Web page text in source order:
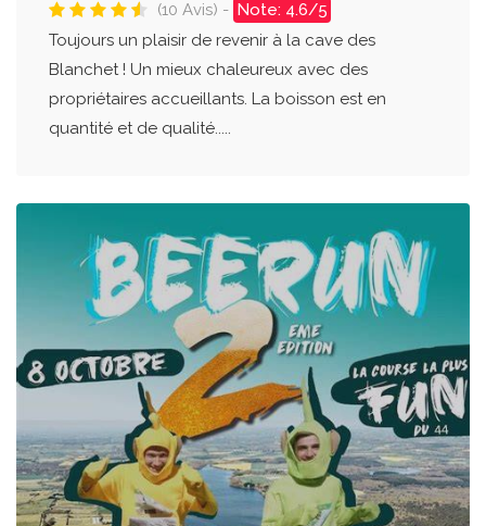
(10 Avis) - Note: 4.6/5
Toujours un plaisir de revenir à la cave des
Blanchet ! Un mieux chaleureux avec des
propriétaires accueillants. La boisson est en
quantité et de qualité.....